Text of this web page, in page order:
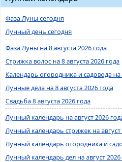
Фаза Луны сегодня
Лунный день сегодня
Фаза Луны на 8 августа 2026 года
Стрижка волос на 8 августа 2026 года
Календарь огородника и садовода на
Лунные дела на 8 августа 2026 года
Свадьба 8 августа 2026 года
Лунный календарь на август 2026
Лунный календарь стрижек на август
Лунный календарь огородника и
Лунный календарь дел на август 2026